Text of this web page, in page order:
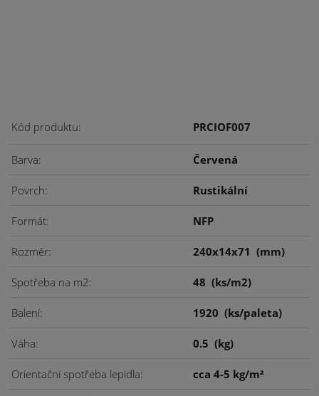
Kód produktu PRCIOF007
Barva Červená
Povrch Rustikální
Formát NFP
Rozměr 240x14x71 (mm)
Spotřeba na m2 48 (ks/m2)
Balení 1920 (ks/paleta)
Váha 0.5 (kg)
Orientační spotřeba lepidla cca 4-5 kg/m²